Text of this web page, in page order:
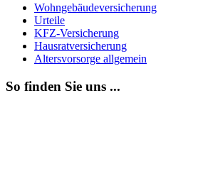
Wohngebäudeversicherung
Urteile
KFZ-Versicherung
Hausratversicherung
Altersvorsorge allgemein
So finden Sie uns ...